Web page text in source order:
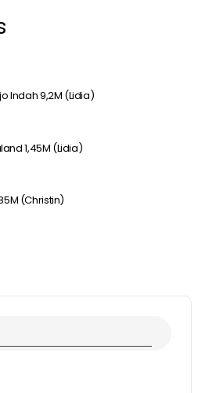
Indah 9,2M (Lidia)
1,45M (Lidia)
(Christin)